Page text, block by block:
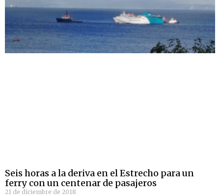
Seis horas a la deriva en el Estrecho para un
ferry con un centenar de pasajeros
21 de diciembre de 2018